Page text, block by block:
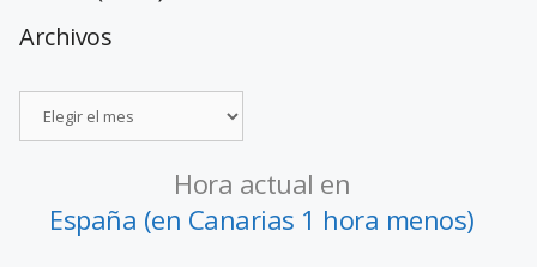
Archivos
Hora actual en
España (en Canarias 1 hora menos)